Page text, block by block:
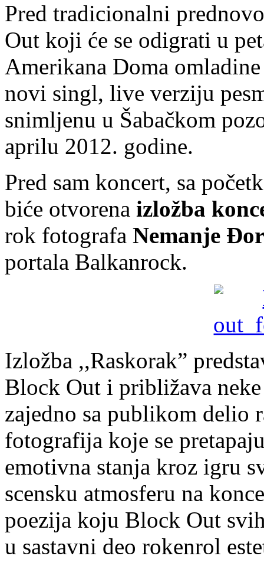
Pred tradicionalni
Out koji će se odigrati u
Amerikana Doma
novi singl, live verziju
snimljenu u Šabačkom
aprilu 2012. godine.
Pred sam koncert, sa
biće otvorena izložba
rok fotografa Nemanje
portala Balkanrock.
Izložba ,,Raskorak”
Block Out i približava
zajedno sa publikom delio
fotografija koje se
emotivna stanja kroz igru
scensku atmosferu na
poezija koju Block Out
u sastavni deo rokenrol